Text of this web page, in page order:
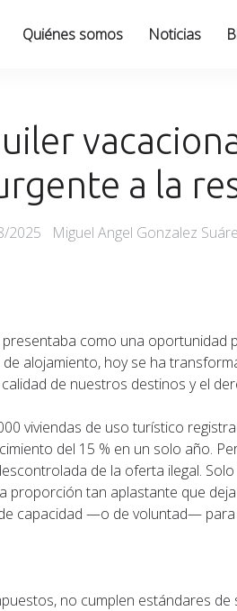
Quiénes somos Noticias
a la
2025 Miguel Angel Gonzalez
como una oportunidad
alojamiento, hoy se ha
de nuestros destinos y el
viviendas de uso turístico
del 15 % en un solo año.
de la oferta ilegal.
proporción tan aplastante que
capacidad —o de voluntad—
no cumplen estándares de